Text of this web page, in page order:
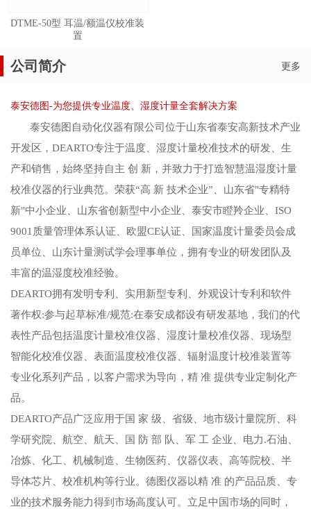
DTME-50型 耳温/额温仪校准装
置
公司简介 更多
泰安德图-为您提供专业温度、湿度计量全套解决方案
泰安德图自动化仪器有限公司位于山东省泰安高新技术产业
开发区，DEARTO专注于温度、湿度计量校准技术的研发、生
产和销售，始终坚持自主 创 新，并致力于打造智慧温湿度计量
校准仪器的行业典范。荣获“高 新 技术企业”、山东省"专精特
新"中小企业、山东省创新型中小企业、泰安市瞪羚企业、ISO
9001质量管理体系认证、欧盟CE认证、国家温度计量委员会成
员单位、山东计量测试学会理事单位，拥有专业的研发团队及
丰富的温湿度校准经验。
DEARTO拥有发明专利、实用新型专利、外观设计专利和软件
著作权:参与起草标准/规范:在泰安成都设有研发基地，我们的代
表性产品包括温度计量校准仪器、湿度计量校准仪器、现场型
智能化校准仪器、表面温度校准仪器、辐射温度计校准装置等
专业化系列产品，以客户需求为导向，精 准 提供专业定制化产
品。
DEARTO产品广泛应用于国 家 级、省级、地市级计量院所、科
学研究院、航空、航天、国 防 部 队、军 工 企业、电力.石油、
冶炼、化工、机械制造、生物医药、仪器仪表、高等院校、半
导体芯片、校准机构等行业。德图仪器以精 准 的产品品质、专
业的技术服务能力得到市场高度认可。立足中国市场的同时，